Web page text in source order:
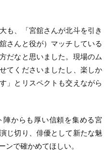
も、「宮舘さんが北斗を引き
さんと役が）マッチしている
だなと思いました。現場のム
てくださいましたし、楽しか
」とリスペクトも交えながら
からも厚い信頼を集める宮
じ切り、俳優として新たな魅
ンで確かめてほしい。